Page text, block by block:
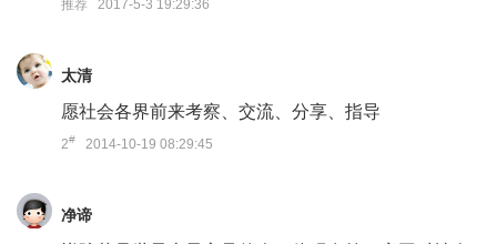
推荐 2017-5-3 19:29:36
太清
愿社会各界前来考察、交流、分享、指导
2# 2014-10-19 08:29:45
净谛